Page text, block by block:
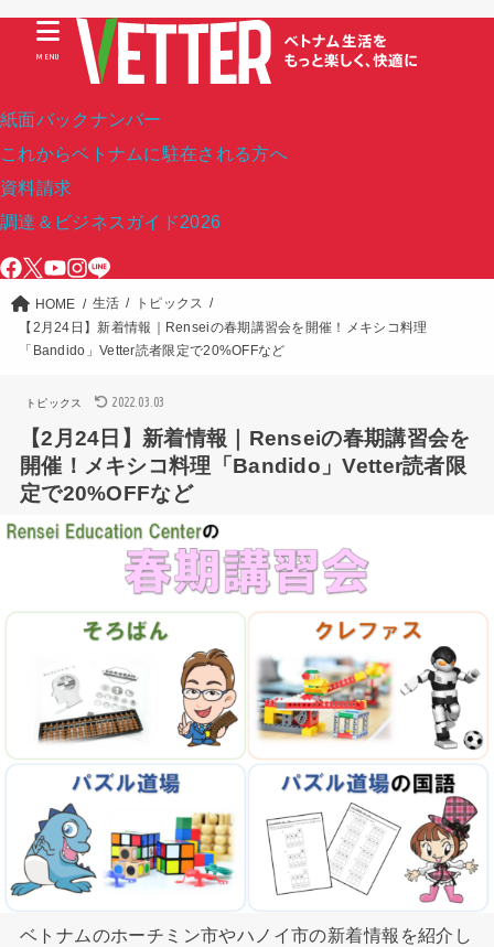
紙面バックナンバー
これからベトナムに駐在される方へ
資料請求
調達＆ビジネスガイド2026
MENU
HOME 生活
トピックス
【2月24日】新着情報｜Renseiの春期講習会を開催！メキシコ料理
「Bandido」Vetter読者限定で20%OFFなど
トピックス 2022.03.03
【2月24日】新着情報｜Renseiの春期講習会を
開催！メキシコ料理「Bandido」Vetter読者限
定で20%OFFなど
ベトナムのホーチミン市やハノイ市の新着情報を紹介し